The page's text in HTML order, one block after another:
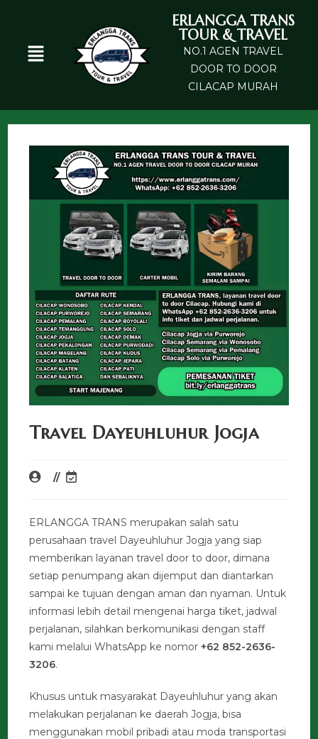
ERLANGGA TRANS
TOUR & TRAVEL
NO.1 AGEN TRAVEL
DOOR TO DOOR
CILACAP MURAH
Travel Dayeuhluhur Jogja
ERLANGGA TRANS merupakan salah satu
perusahaan travel Dayeuhluhur Jogja yang siap
memberikan layanan travel door to door, dimana
setiap penumpang akan dijemput dan diantarkan
sampai ke tujuan dengan aman dan nyaman. Untuk
informasi lebih detail mengenai harga tiket, jadwal
perjalanan, silahkan berkomunikasi dengan staff
kami melalui WhatsApp ke nomor+62 852-2636-
3206.
Khusus untuk masyarakat Dayeuhluhur yang akan
melakukan perjalanan ke daerah Jogja, bisa
menggunakan mobil pribadi atau moda transportasi